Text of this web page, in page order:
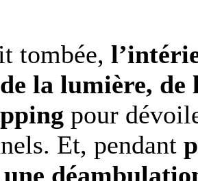
tombée,
la lumière,
pour
Et, pendant
une